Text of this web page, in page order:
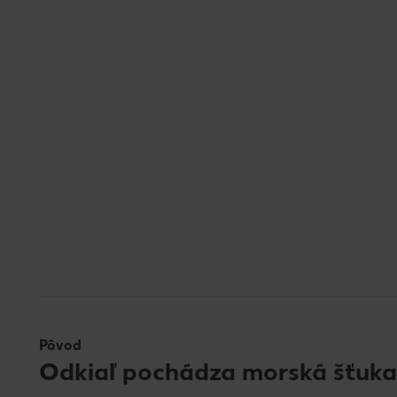
Pôvod
Odkiaľ pochádza morská